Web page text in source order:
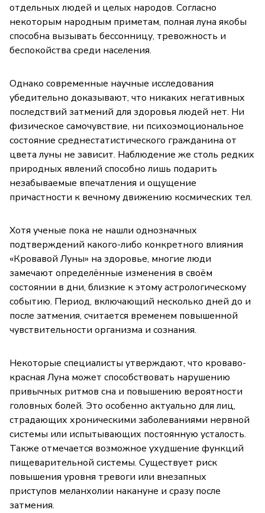
отдельных людей и целых народов. Согласно
некоторым народным приметам, полная луна якобы
способна вызывать бессонницу, тревожность и
беспокойства среди населения.
Однако современные научные исследования
убедительно доказывают, что никаких негативных
последствий затмений для здоровья людей нет. Ни
физическое самочувствие, ни психоэмоциональное
состояние среднестатистического гражданина от
цвета луны не зависит. Наблюдение же столь редких
природных явлений способно лишь подарить
незабываемые впечатления и ощущение
причастности к вечному движению космических тел.
Хотя ученые пока не нашли однозначных
подтверждений какого-либо конкретного влияния
«Кровавой Луны» на здоровье, многие люди
замечают определённые изменения в своём
состоянии в дни, близкие к этому астрологическому
событию. Период, включающий несколько дней до и
после затмения, считается временем повышенной
чувствительности организма и сознания.
Некоторые специалисты утверждают, что кроваво-
красная Луна может способствовать нарушению
привычных ритмов сна и повышению вероятности
головных болей. Это особенно актуально для лиц,
страдающих хроническими заболеваниями нервной
системы или испытывающих постоянную усталость.
Также отмечается возможное ухудшение функций
пищеварительной системы. Существует риск
повышения уровня тревоги или внезапных
приступов меланхолии накануне и сразу после
затмения.